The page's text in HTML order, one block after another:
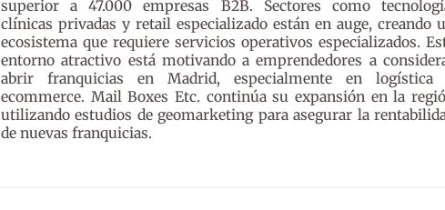
superior a 47.000 empresas B2B. Sectores como
clínicas privadas y retail especializado están en auge, creando
ecosistema que requiere servicios operativos especializados.
entorno atractivo está motivando a emprendedores a
abrir franquicias en Madrid, especialmente en logística
ecommerce. Mail Boxes Etc. continúa su expansión en la
utilizando estudios de geomarketing para asegurar la
de nuevas franquicias.